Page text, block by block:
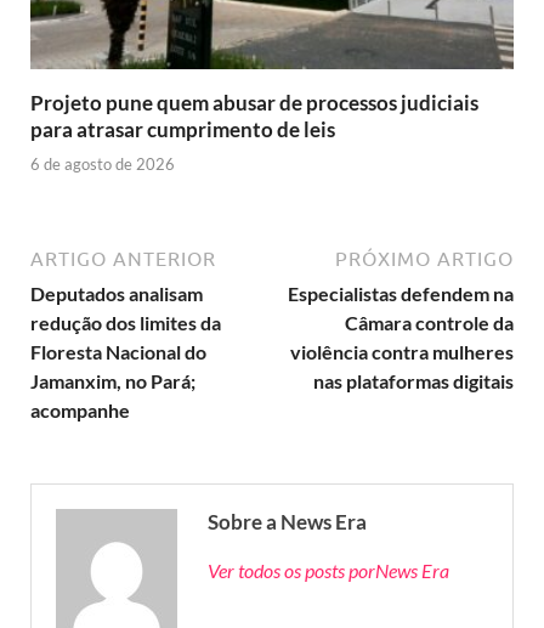
Projeto pune quem abusar de processos judiciais
para atrasar cumprimento de leis
6 de agosto de 2026
ARTIGO ANTERIOR
Deputados analisam
redução dos limites da
Floresta Nacional do
Jamanxim, no Pará;
acompanhe
PRÓXIMO ARTIGO
Especialistas defendem na
Câmara controle da
violência contra mulheres
nas plataformas digitais
Sobre a News Era
Ver todos os posts porNews Era